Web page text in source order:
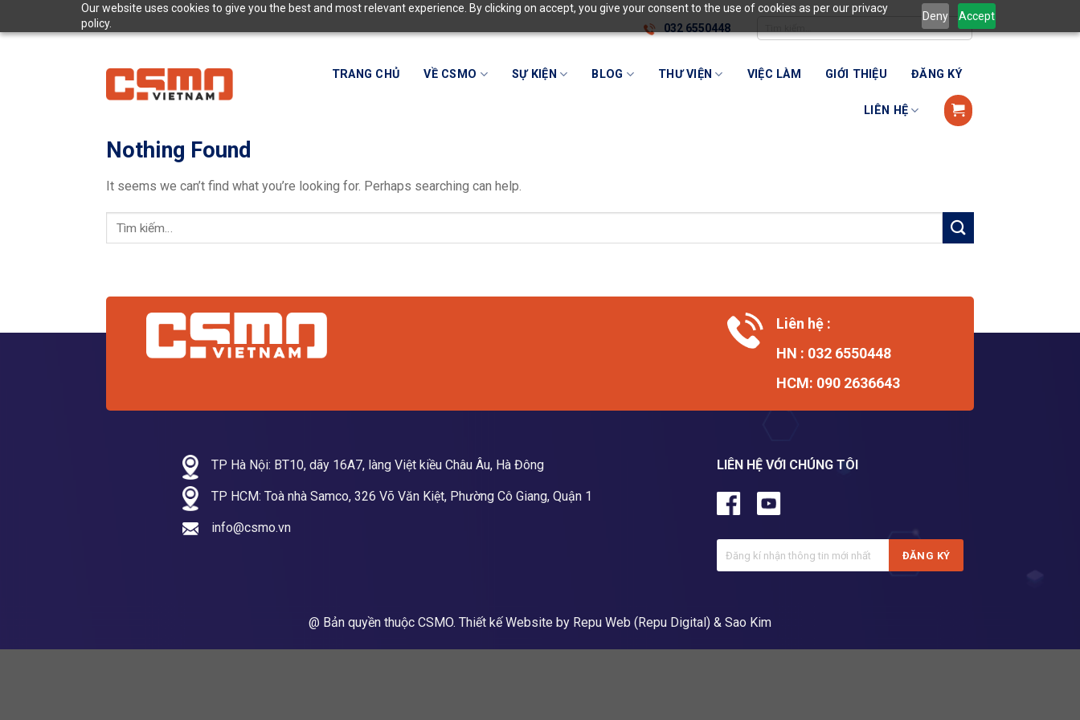
Our website uses cookies to give you the best and most relevant experience. By clicking on accept, you give your consent to the use of cookies as per our privacy
policy.
Deny Accept
to
032 6550448
TRANG CHỦ VỀ CSMO SỰ KIỆN BLOG THƯ VIỆN VIỆC LÀM GIỚI THIỆU ĐĂNG KÝ
LIÊN HỆ
Nothing Found
It seems we can’t find what you’re looking for. Perhaps searching can help.
Liên hệ :
HN : 032 6550448
HCM: 090 2636643
TP Hà Nội: BT10, dãy 16A7, làng Việt kiều Châu Âu, Hà Đông
TP HCM: Toà nhà Samco, 326 Võ Văn Kiệt, Phường Cô Giang, Quận 1
info@csmo.vn
LIÊN HỆ VỚI CHÚNG TÔI
@ Bản quyền thuộc CSMO. Thiết kế Website by Repu Web (Repu Digital) & Sao Kim